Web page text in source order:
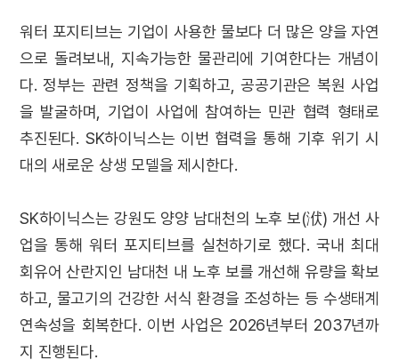
워터 포지티브는 기업이 사용한 물보다 더 많은 양을 자연
으로 돌려보내, 지속가능한 물관리에 기여한다는 개념이
다.정부는 관련 정책을 기획하고,공공기관은 복원 사업
을 발굴하며, 기업이 사업에 참여하는 민관 협력 형태로
추진된다. SK하이닉스는 이번 협력을 통해 기후 위기 시
대의 새로운 상생 모델을 제시한다.
SK하이닉스는 강원도 양양 남대천의 노후 보(洑) 개선 사
업을 통해 워터 포지티브를 실천하기로 했다. 국내 최대
회유어 산란지인 남대천 내 노후 보를 개선해 유량을 확보
하고, 물고기의 건강한 서식 환경을 조성하는 등 수생태계
연속성을 회복한다. 이번 사업은 2026년부터 2037년까
지 진행된다.